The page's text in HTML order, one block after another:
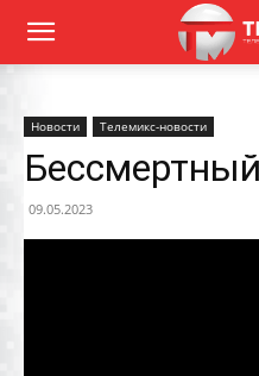
Новости Телемикс-новости
09.05.2023